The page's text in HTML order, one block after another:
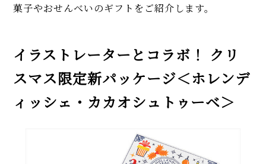
菓子やおせんべいのギフトをご紹介します。
イラストレーターとコラボ！ クリ
スマス限定新パッケージ＜ホレンデ
ィッシェ・カカオシュトゥーベ＞